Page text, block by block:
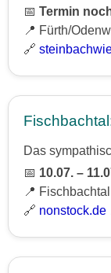
📅Termin
📍 Fürth/
🔗
Das
📅 10.07. –
📍 Fischbachtal
🔗 nonstock.de